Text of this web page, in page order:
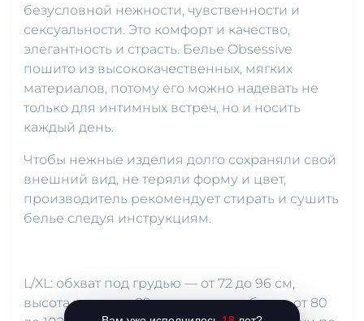
безусловной нежности, чувственности и
сексуальности. Это комфорт и качество,
элегантность и страсть. Белье Obsessive
пошито из высококачественных, мягких
материалов, потому его можно надевать не
только для интимных встреч, но и носить
каждый день.
Чтобы нежные изделия долго сохраняли свой
внешний вид, не теряли форму и цвет,
производитель рекомендует стирать и сушить
белье следуя инструкциям.
L/XL: обхват под грудью — от 72 до 96 см,
высота чашки — 29 см, резинка юбки — от 80